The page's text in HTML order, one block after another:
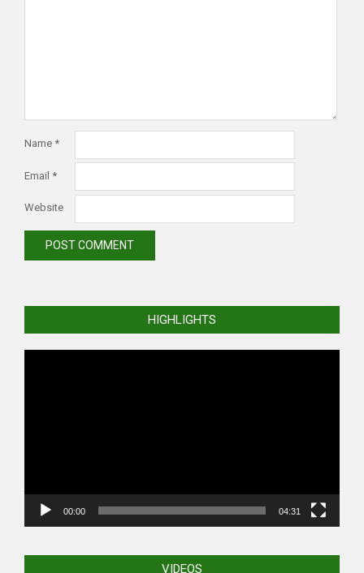
Name *
Email *
Website
HIGHLIGHTS
00:00 04:31
VIDEOS